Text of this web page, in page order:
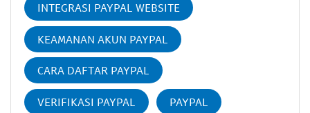
INTEGRASI PAYPAL WEBSITE
KEAMANAN AKUN PAYPAL
CARA DAFTAR PAYPAL
VERIFIKASI PAYPAL PAYPAL